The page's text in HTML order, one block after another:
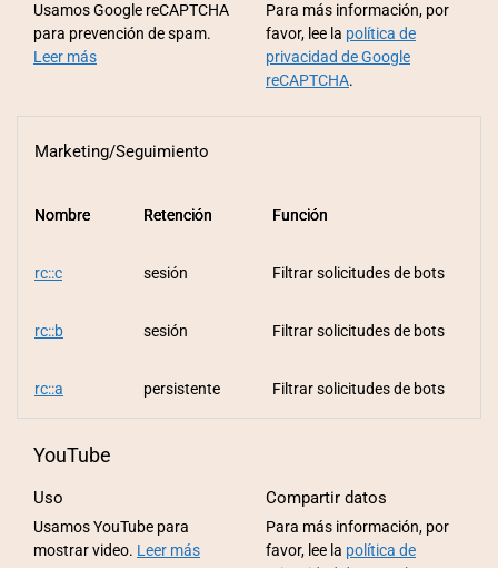
Usamos Google reCAPTCHA
para prevención de spam.
Leer más
Para más información, por
favor, lee la política de
privacidad de Google
reCAPTCHA.
Marketing/Seguimiento
Nombre
rc::c
Retención
sesión
Función
Filtrar solicitudes de bots
Nombre
rc::b
Retención
sesión
Función
Filtrar solicitudes de bots
Nombre
rc::a
Retención
persistente
Función
Filtrar solicitudes de bots
YouTube
Uso
Usamos YouTube para
mostrar video. Leer más
Compartir datos
Para más información, por
favor, lee la política de